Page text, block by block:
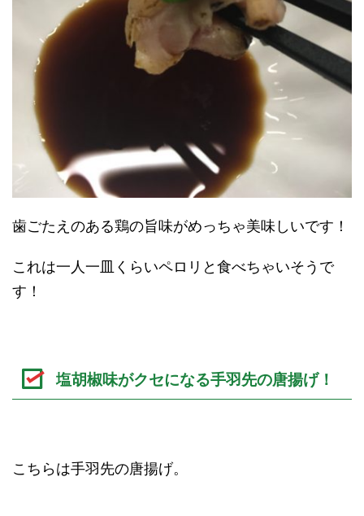
歯ごたえのある鶏の旨味がめっちゃ美味しいです！
これは一人一皿くらいペロリと食べちゃいそうで
す！
塩胡椒味がクセになる手羽先の唐揚げ！
こちらは手羽先の唐揚げ。